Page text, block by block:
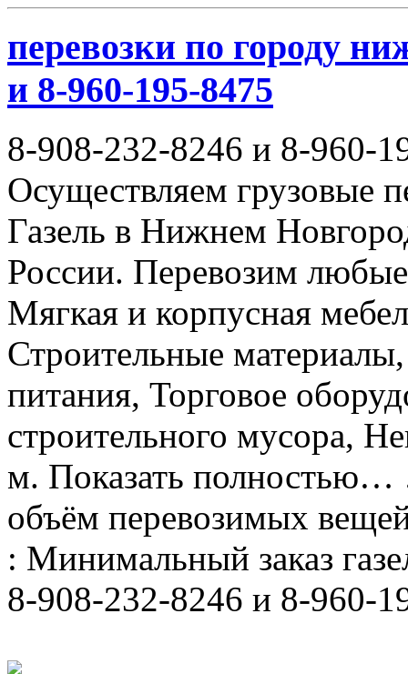
перевозки по городу
и 8-960-195-8475
8-908-232-8246 и 8-960-
Осуществляем грузовые
Газель в Нижнем
России. Перевозим
Мягкая и корпусная
Строительные
питания, Торговое
строительного мусора,
м. Показать полностью…
объём перевозимых
: Минимальный заказ
8-908-232-8246 и 8-960-